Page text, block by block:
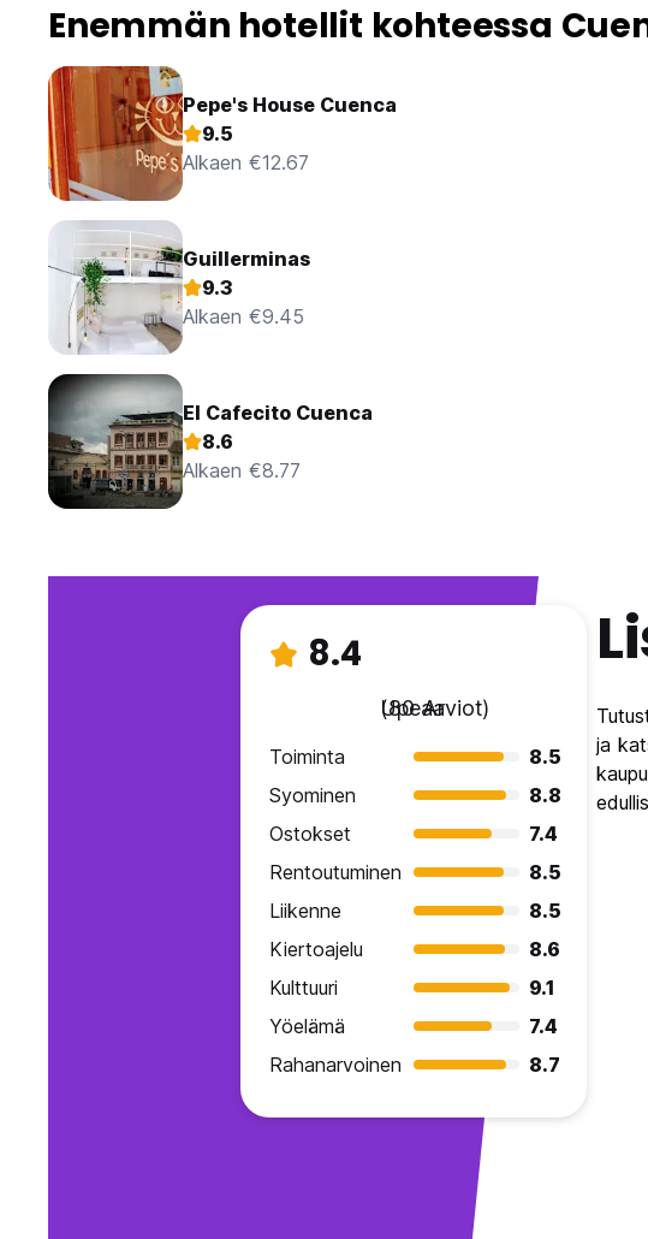
Enemmän hotellit kohteessa
Pepe's House Cuenca
9.5
Alkaen €12.67
Guillerminas
9.3
Alkaen €9.45
El Cafecito Cuenca
8.6
Alkaen €8.77
8.4
Upeaa
(80 Arviot)
Toiminta
8.5
Syominen
8.8
Ostokset
7.4
Rentoutuminen
8.5
Liikenne
8.5
Kiertoajelu
8.6
Kulttuuri
9.1
Yöelämä
7.4
Rahanarvoinen
8.7
ja